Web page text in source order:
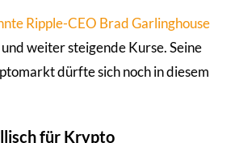
Ripple-CEO Brad Garlinghouse
und weiter steigende Kurse. Seine
dürfte sich noch in diesem
für Krypto